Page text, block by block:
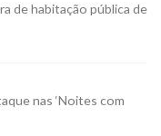
de habitação pública de
nas ‘Noites com